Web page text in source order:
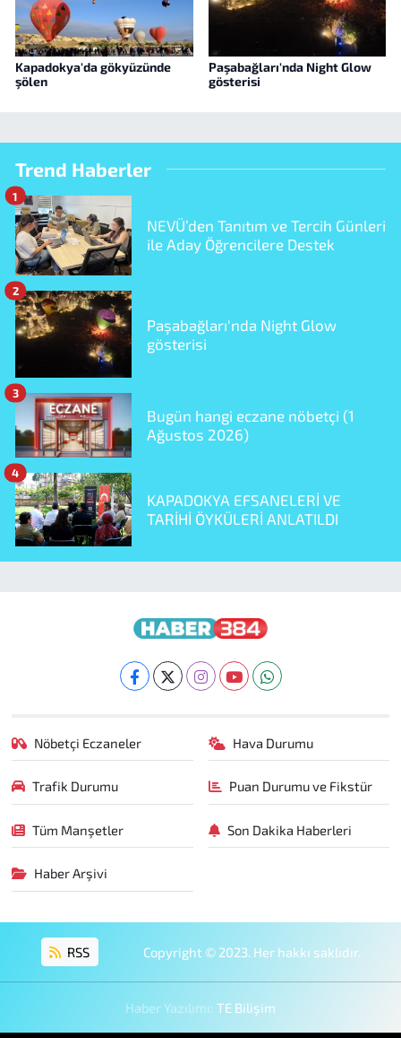
Kapadokya'da gökyüzünde
şölen
Paşabağları'nda Night Glow
gösterisi
Trend Haberler
NEVÜ’den Tanıtım ve Tercih Günleri
ile Aday Öğrencilere Destek
1
Paşabağları'nda Night Glow
gösterisi
2
Bugün hangi eczane nöbetçi (1
Ağustos 2026)
3
KAPADOKYA EFSANELERİ VE
TARİHİ ÖYKÜLERİ ANLATILDI
4
Nöbetçi Eczaneler Hava Durumu
Trafik Durumu Puan Durumu ve Fikstür
Tüm Manşetler Son Dakika Haberleri
Haber Arşivi
RSS Copyright © 2023. Her hakkı saklıdır.
Haber Yazılımı: TE Bilişim